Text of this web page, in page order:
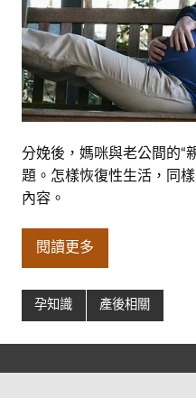
分娩後，媽咪與老公間的“
題。怎樣恢復性生活，同
內容。
閱讀更多
孕知識 產後相關